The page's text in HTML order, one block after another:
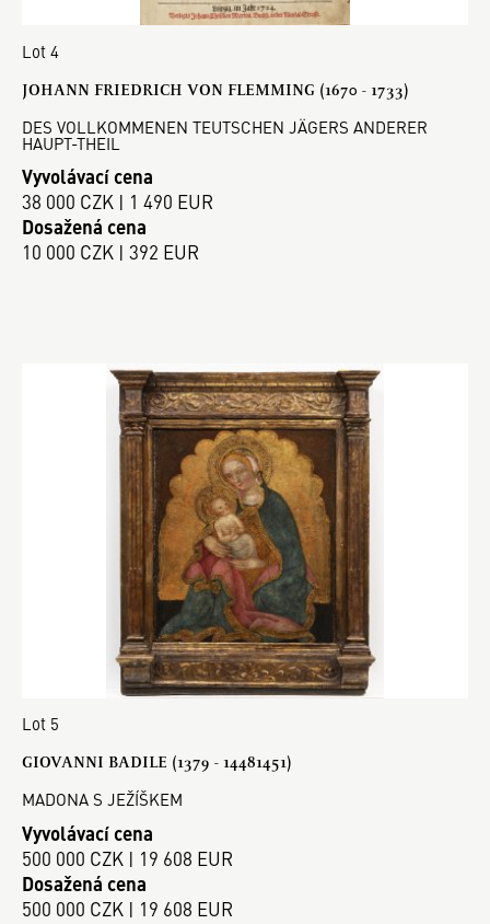
Lot 4
JOHANN FRIEDRICH VON FLEMMING (1670 - 1733)
DES VOLLKOMMENEN TEUTSCHEN JÄGERS ANDERER
HAUPT-THEIL
Vyvolávací cena
38 000 CZK | 1 490 EUR
Dosažená cena
10 000 CZK | 392 EUR
Lot 5
GIOVANNI BADILE (1379 - 14481451)
MADONA S JEŽÍŠKEM
Vyvolávací cena
500 000 CZK | 19 608 EUR
Dosažená cena
500 000 CZK | 19 608 EUR